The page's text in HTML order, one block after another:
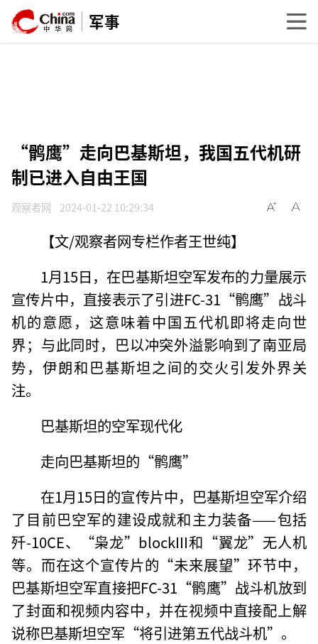
军事
“鹘鹰”走向巴基斯坦，我国五代机研
制已进入自由王国
观察者网 2024-01-22 10:29:34
【文/观察者网专栏作者王世纯】
1月15日，在巴基斯坦空军发布的力量展示
宣传片中，直接表示了引进FC-31“鹘鹰”战斗
机的意愿，这意味着中国五代机即将走向世
界；与此同时，巴以冲突外溢影响到了南亚局
势，伊朗和巴基斯坦之间的交火引发外界关
注。
巴基斯坦的空军现代化
走向巴基斯坦的“鹘鹰”
在1月15日的宣传片中，巴基斯坦空军介绍
了目前巴空军的建设成就和主力装备——包括
歼-10CE、“枭龙”blockIII和“翼龙”无人机
等。而在这个宣传片的“未来展望”环节中，
巴基斯坦空军直接把FC-31“鹘鹰”战斗机放到
了封面和视频内容中，并在视频中直接配上解
说称巴基斯坦空军“将引进第五代战斗机”。